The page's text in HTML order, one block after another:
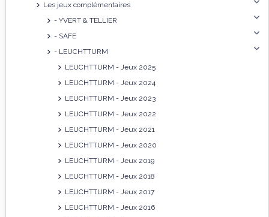
Les jeux complémentaires
- YVERT & TELLIER
- SAFE
- LEUCHTTURM
LEUCHTTURM - Jeux 2025
LEUCHTTURM - Jeux 2024
LEUCHTTURM - Jeux 2023
LEUCHTTURM - Jeux 2022
LEUCHTTURM - Jeux 2021
LEUCHTTURM - Jeux 2020
LEUCHTTURM - Jeux 2019
LEUCHTTURM - Jeux 2018
LEUCHTTURM - Jeux 2017
LEUCHTTURM - Jeux 2016